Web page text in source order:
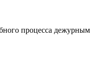
процесса дежурным